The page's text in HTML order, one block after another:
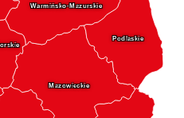
Mazowieckie
Warmińsko-Mazurskie
Podlaskie